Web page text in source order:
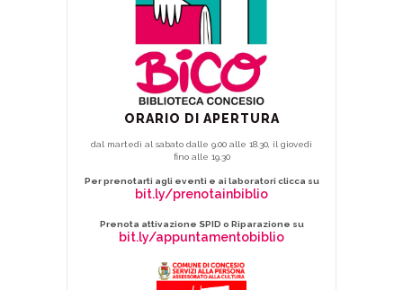
ORARIO DI APERTURA
dal martedì al sabato dalle 9.00 alle 18.30, il giovedì
fino alle 19.30
Per prenotarti agli eventi e ai laboratori clicca su
bit.ly/prenotainbiblio
Prenota attivazione SPID o Riparazione su
bit.ly/appuntamentobiblio